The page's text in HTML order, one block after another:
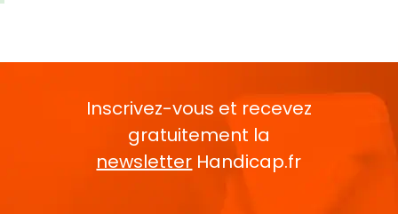
Inscrivez-vous et recevez
gratuitement la
newsletter Handicap.fr